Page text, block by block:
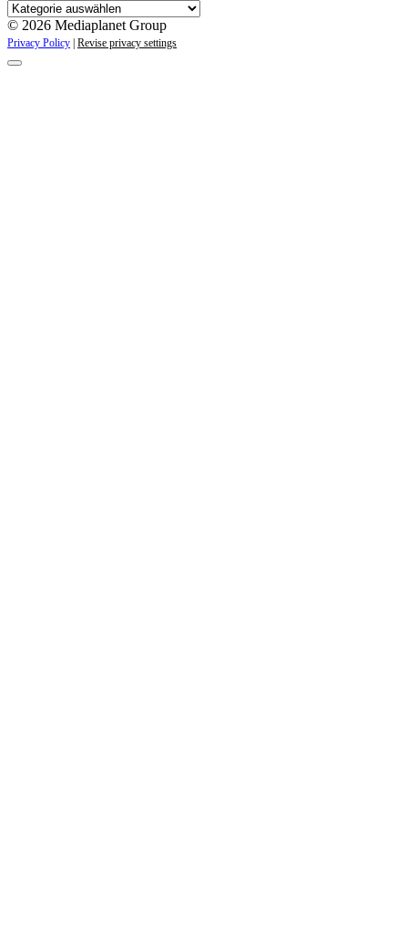
Kategorien
© 2026 Mediaplanet Group
Privacy Policy Revise privacy settings